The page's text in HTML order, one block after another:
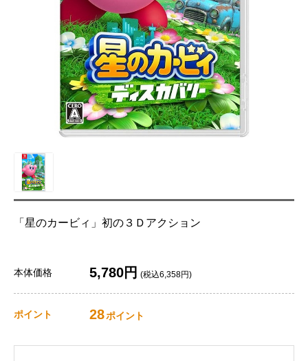
「星のカービィ」初の３Ｄアクション
本体価格 5,780円 (税込6,358円)
ポイント 28ポイント